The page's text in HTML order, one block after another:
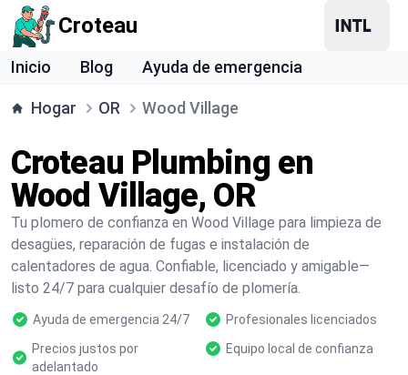
Croteau
Inicio Blog Ayuda de emergencia
Hogar OR Wood Village
Croteau Plumbing en
Wood Village, OR
Tu plomero de confianza en Wood Village para limpieza de
desagües, reparación de fugas e instalación de
calentadores de agua. Confiable, licenciado y amigable—
listo 24/7 para cualquier desafío de plomería.
Ayuda de emergencia 24/7
Profesionales licenciados
Precios justos por
adelantado
Equipo local de confianza